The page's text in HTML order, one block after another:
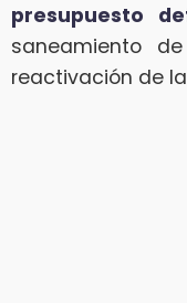
presupuesto
saneamiento
reactivación de